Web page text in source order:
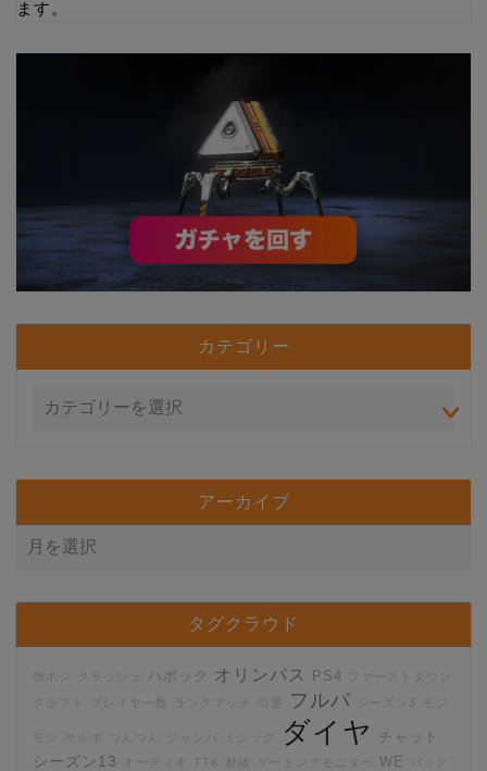
ます。
カテゴリー
アーカイブ
タグクラウド
強ポジ クラッシュ ハボック オリンパス PS4
ファーストダウン
クラフト
プレイヤー数 ランクマッチ フルパ シーズン3
サルボ ダイヤ チャット
シーズン13 オーディオ TTK 射線 ゲーミングモニター WE